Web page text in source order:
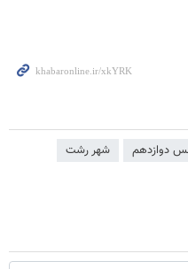
دوازدهم
شهر رشت